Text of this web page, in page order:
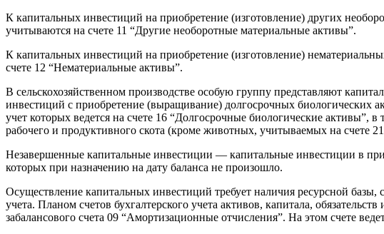
К капитальных инвестиций на приобретение (изготовление) других
учитываются на счете 11 “Другие необоротные материальные активы”.
К капитальных инвестиций на приобретение (изготовление)
счете 12 “Нематериальные активы”.
В сельскохозяйственном производстве особую группу представляют
инвестиций с приобретение (выращивание) долгосрочных биологических
учет которых ведется на счете 16 “Долгосрочные биологические
рабочего и продуктивного скота (кроме животных, учитываемых на счете
Незавершенные капитальные инвестиции — капитальные инвестиции в
которых при назначению на дату баланса не произошло.
Осуществление капитальных инвестиций требует наличия ресурсной
учета. Планом счетов бухгалтерского учета активов, капитала,
забалансового счета 09 “Амортизационные отчисления”. На этом счете